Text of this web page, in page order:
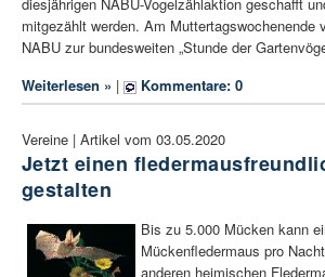
mitgezählt werden. Am Muttertagswochenende
NABU zur bundesweiten „Stunde der
Weiterlesen » | Kommentare: 0
Vereine | Artikel vom 03.05.2020
Jetzt einen
gestalten
Bis zu 5.000 Mücken kann
Mückenfledermaus pro
anderen heimischen